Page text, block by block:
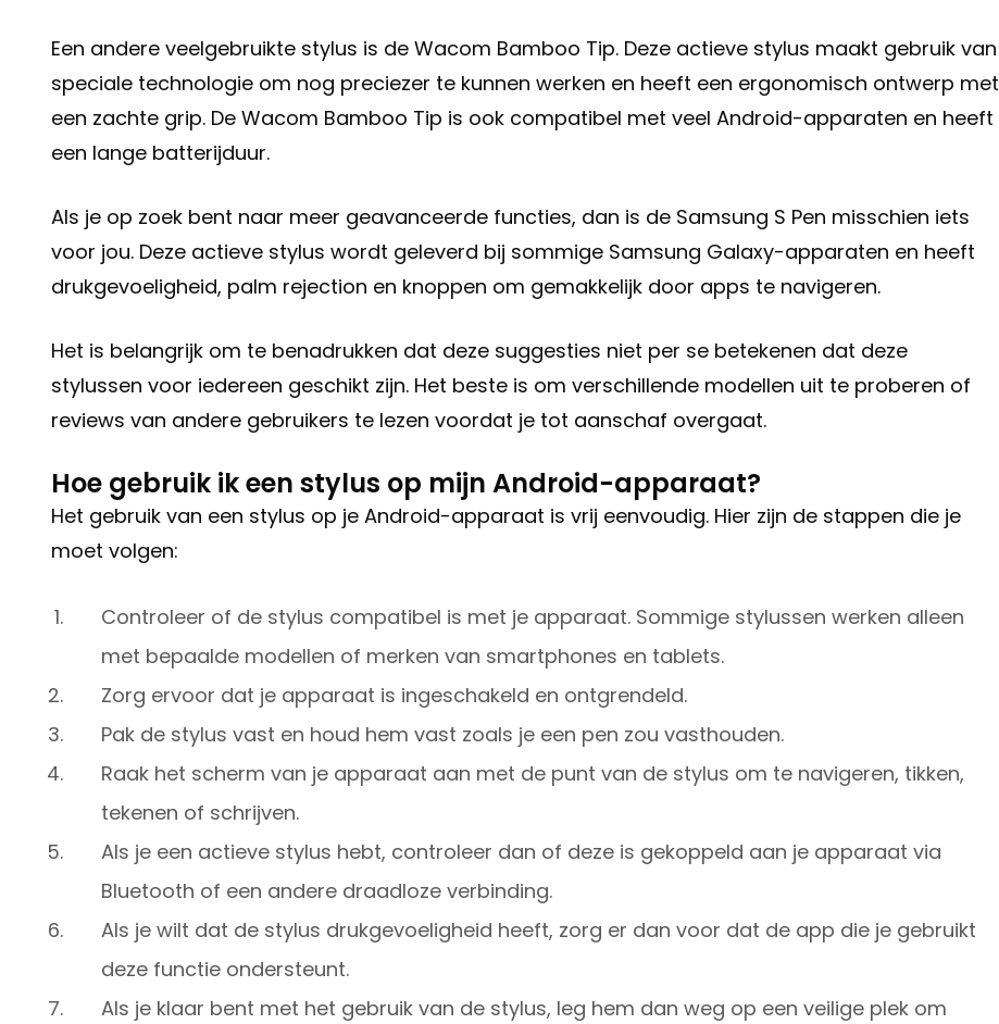
Een andere veelgebruikte stylus is de Wacom Bamboo Tip. Deze actieve stylus maakt gebruik van
speciale technologie om nog preciezer te kunnen werken en heeft een ergonomisch ontwerp met
een zachte grip. De Wacom Bamboo Tip is ook compatibel met veel Android-apparaten en heeft
een lange batterijduur.
Als je op zoek bent naar meer geavanceerde functies, dan is de Samsung S Pen misschien iets
voor jou. Deze actieve stylus wordt geleverd bij sommige Samsung Galaxy-apparaten en heeft
drukgevoeligheid, palm rejection en knoppen om gemakkelijk door apps te navigeren.
Het is belangrijk om te benadrukken dat deze suggesties niet per se betekenen dat deze
stylussen voor iedereen geschikt zijn. Het beste is om verschillende modellen uit te proberen of
reviews van andere gebruikers te lezen voordat je tot aanschaf overgaat.
Hoe gebruik ik een stylus op mijn Android-apparaat?
Het gebruik van een stylus op je Android-apparaat is vrij eenvoudig. Hier zijn de stappen die je
moet volgen:
Controleer of de stylus compatibel is met je apparaat. Sommige stylussen werken alleen
met bepaalde modellen of merken van smartphones en tablets.
Zorg ervoor dat je apparaat is ingeschakeld en ontgrendeld.
Pak de stylus vast en houd hem vast zoals je een pen zou vasthouden.
Raak het scherm van je apparaat aan met de punt van de stylus om te navigeren, tikken,
tekenen of schrijven.
Als je een actieve stylus hebt, controleer dan of deze is gekoppeld aan je apparaat via
Bluetooth of een andere draadloze verbinding.
Als je wilt dat de stylus drukgevoeligheid heeft, zorg er dan voor dat de app die je gebruikt
deze functie ondersteunt.
Als je klaar bent met het gebruik van de stylus, leg hem dan weg op een veilige plek om